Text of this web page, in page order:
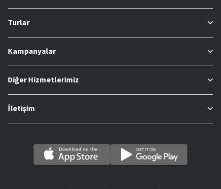
Turlar
Kampanyalar
Diğer Hizmetlerimiz
İletişim